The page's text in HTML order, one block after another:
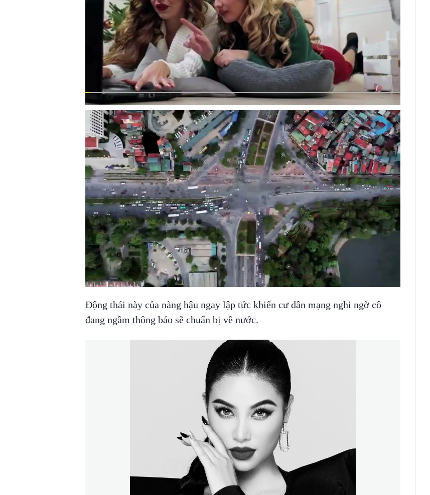
Động thái này của nàng hậu ngay lập tức khiến cư dân mạng nghi ngờ cô
đang ngầm thông báo sẽ chuẩn bị về nước.